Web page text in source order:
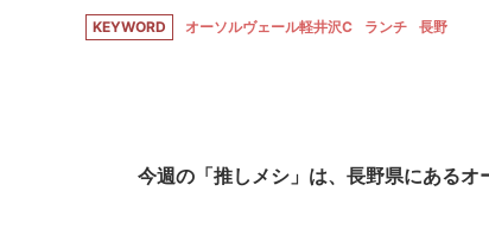
KEYWORD オーソルヴェール軽井沢C ランチ 長野
今週の「推しメシ」は、長野県にある